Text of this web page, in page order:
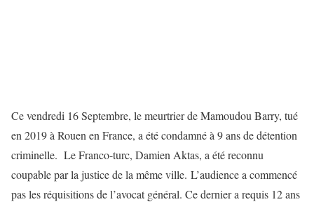
Ce vendredi 16 Septembre, le meurtrier de Mamoudou Barry, tué
en 2019 à Rouen en France, a été condamné à 9 ans de détention
criminelle. Le Franco-turc, Damien Aktas, a été reconnu
coupable par la justice de la même ville. L’audience a commencé
pas les réquisitions de l’avocat général. Ce dernier a requis 12 ans